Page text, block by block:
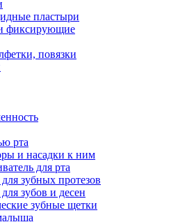
пластыри
фиксирующие
повязки
рта
и насадки к ним
для рта
зубных протезов
зубов и десен
зубные щетки